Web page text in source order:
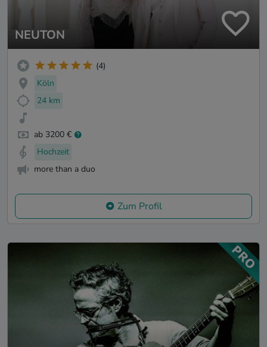
NEUTON
(4)
Köln
24 km
ab 3200 €
Hochzeit
more than a duo
Zum Profil